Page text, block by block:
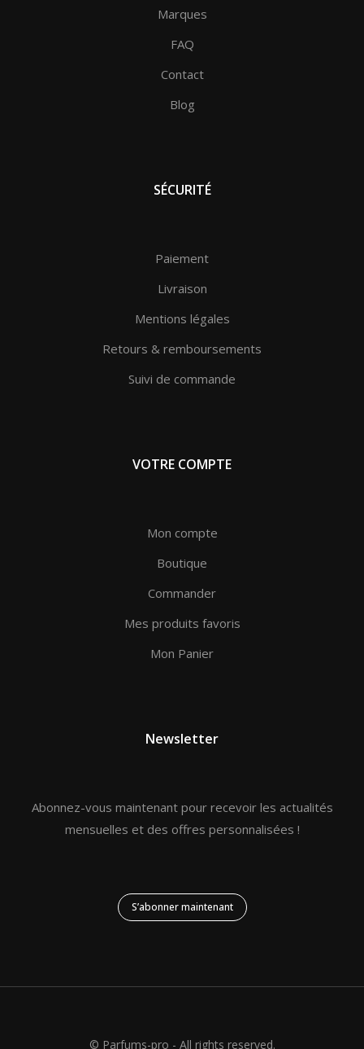
Marques
FAQ
Contact
Blog
SÉCURITÉ
Paiement
Livraison
Mentions légales
Retours & remboursements
Suivi de commande
VOTRE COMPTE
Mon compte
Boutique
Commander
Mes produits favoris
Mon Panier
Newsletter
Abonnez-vous maintenant pour recevoir les actualités
mensuelles et des offres personnalisées !
S’abonner maintenant
© Parfums-pro - All rights reserved.